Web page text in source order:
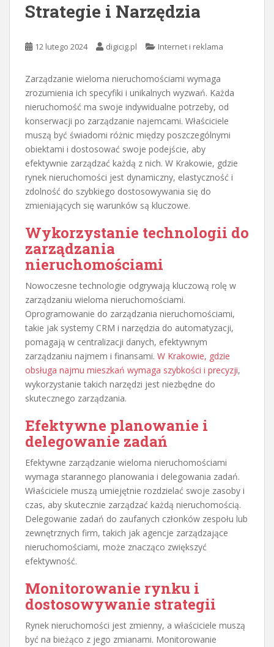
Strategie i Narzędzia
12 lutego 2024 digicig.pl Internet i reklama
Zarządzanie wieloma nieruchomościami wymaga
zrozumienia ich specyfiki i unikalnych wyzwań. Każda
nieruchomość ma swoje indywidualne potrzeby, od
konserwacji po zarządzanie najemcami. Właściciele
muszą być świadomi różnic między poszczególnymi
obiektami i dostosować swoje podejście, aby
efektywnie zarządzać każdą z nich. W Krakowie, gdzie
rynek nieruchomości jest dynamiczny, elastyczność i
zdolność do szybkiego dostosowywania się do
zmieniających się warunków są kluczowe.
Wykorzystanie technologii do
zarządzania
nieruchomościami
Nowoczesne technologie odgrywają kluczową rolę w
zarządzaniu wieloma nieruchomościami.
Oprogramowanie do zarządzania nieruchomościami,
takie jak systemy CRM i narzędzia do automatyzacji,
pomagają w centralizacji danych, efektywnym
zarządzaniu najmem i finansami. W Krakowie, gdzie
obsługa najmu mieszkań wymaga szybkości i precyzji,
wykorzystanie takich narzędzi jest niezbędne do
skutecznego zarządzania.
Efektywne planowanie i
delegowanie zadań
Efektywne zarządzanie wieloma nieruchomościami
wymaga starannego planowania i delegowania zadań.
Właściciele muszą umiejętnie rozdzielać swoje zasoby i
czas, aby skutecznie zarządzać każdą nieruchomością.
Delegowanie zadań do zaufanych członków zespołu lub
zewnętrznych firm, takich jak agencje zarządzające
nieruchomościami, może znacząco zwiększyć
efektywność.
Monitorowanie rynku i
dostosowywanie strategii
Rynek nieruchomości jest zmienny, a właściciele muszą
być na bieżąco z jego zmianami. Monitorowanie